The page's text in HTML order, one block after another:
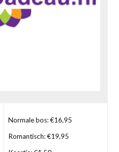
Normale bos: €16,95
Romantisch: €19,95